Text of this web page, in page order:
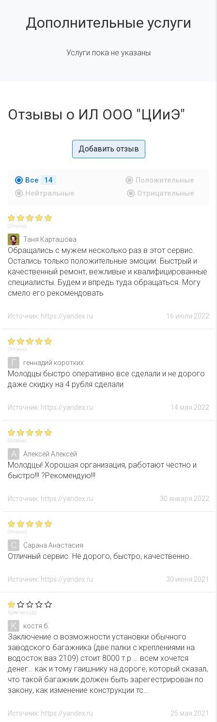
Дополнительные услуги
Услуги пока не указаны
Отзывы о ИЛ ООО "ЦИиЭ"
Добавить отзыв
Все 14
Положительные
Нейтральные
Отрицательные
Отлично
Таня Карташова
Обращались с мужем несколько раз в этот сервис.
Остались только положительные эмоции. Быстрый и
качественный ремонт, вежливые и квалифицированные
специалисты. Будем и впредь туда обращаться. Могу
смело его рекомендовать
16 июля 2022
Источник: https://yandex.ru
Отлично
Г геннадий коротких
Молодцы быстро оперативно все сделали и не дорого
даже скидку на 4 рубля сделали
14 мая 2022
Источник: https://yandex.ru
Отлично
А Алексей Алексей
Молодцы! Хорошая организация, работают честно и
быстро!!! ?Рекомендую!!!
30 января 2022
Источник: https://yandex.ru
Отлично
С Сарана Анастасия
Отличный сервис. Не дорого, быстро, качественно.
30 июня 2021
Источник: https://yandex.ru
Хуже не куда
К костя б.
Заключение о возможности установки обычного
заводского багажника (две палки с креплениями на
водосток ваз 2109) стоит 8000 т.р.… всем хочется
денег… как и тому гаишнику на дороге, который сказал,
что такой багажник должен быть зарегестрирован по
закону, как изменение конструкции тс…
25 мая 2021
Источник: https://yandex.ru